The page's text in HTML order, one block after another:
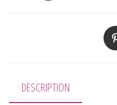
DESCRIPTION